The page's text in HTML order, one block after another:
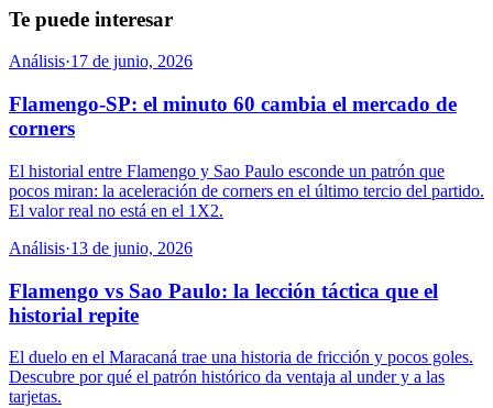
Te puede interesar
Análisis·17 de junio, 2026
Flamengo-SP: el minuto 60 cambia el mercado de
corners
El historial entre Flamengo y Sao Paulo esconde un patrón que
pocos miran: la aceleración de corners en el último tercio del partido.
El valor real no está en el 1X2.
Análisis·13 de junio, 2026
Flamengo vs Sao Paulo: la lección táctica que el
historial repite
El duelo en el Maracaná trae una historia de fricción y pocos goles.
Descubre por qué el patrón histórico da ventaja al under y a las
tarjetas.